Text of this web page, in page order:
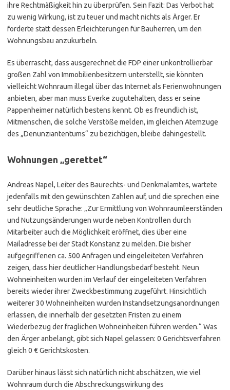
ihre Rechtmäßigkeit hin zu überprüfen. Sein Fazit: Das Verbot hat
zu wenig Wirkung, ist zu teuer und macht nichts als Ärger. Er
forderte statt dessen Erleichterungen für Bauherren, um den
Wohnungsbau anzukurbeln.
Es überrascht, dass ausgerechnet die FDP einer unkontrollierbar
großen Zahl von Immobilienbesitzern unterstellt, sie könnten
vielleicht Wohnraum illegal über das Internet als Ferienwohnungen
anbieten, aber man muss Everke zugutehalten, dass er seine
Pappenheimer natürlich bestens kennt. Ob es freundlich ist,
Mitmenschen, die solche Verstöße melden, im gleichen Atemzuge
des „Denunziantentums“ zu bezichtigen, bleibe dahingestellt.
Wohnungen „gerettet“
Andreas Napel, Leiter des Baurechts- und Denkmalamtes, wartete
jedenfalls mit den gewünschten Zahlen auf, und die sprechen eine
sehr deutliche Sprache: „Zur Ermittlung von Wohnraumleerständen
und Nutzungsänderungen wurde neben Kontrollen durch
Mitarbeiter auch die Möglichkeit eröffnet, dies über eine
Mailadresse bei der Stadt Konstanz zu melden. Die bisher
aufgegriffenen ca. 500 Anfragen und eingeleiteten Verfahren
zeigen, dass hier deutlicher Handlungsbedarf besteht. Neun
Wohneinheiten wurden im Verlauf der eingeleiteten Verfahren
bereits wieder ihrer Zweckbestimmung zugeführt. Hinsichtlich
weiterer 30 Wohneinheiten wurden Instandsetzungsanordnungen
erlassen, die innerhalb der gesetzten Fristen zu einem
Wiederbezug der fraglichen Wohneinheiten führen werden.“ Was
den Ärger anbelangt, gibt sich Napel gelassen: 0 Gerichtsverfahren
gleich 0 € Gerichtskosten.
Darüber hinaus lässt sich natürlich nicht abschätzen, wie viel
Wohnraum durch die Abschreckungswirkung des